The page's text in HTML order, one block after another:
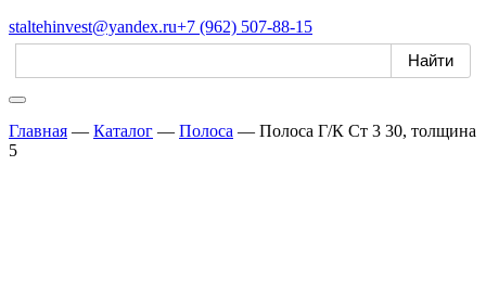
staltehinvest@yandex.ru+7 (962) 507-88-15
Главная — Каталог — Полоса — Полоса Г/К Ст 3 30, толщина
5